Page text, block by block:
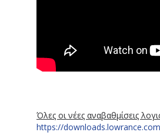
Όλες οι νέες αναβαθμίσεις
https://downloads.lowrance.com